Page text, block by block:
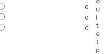
0
0
0
u
i
t
e
t
p